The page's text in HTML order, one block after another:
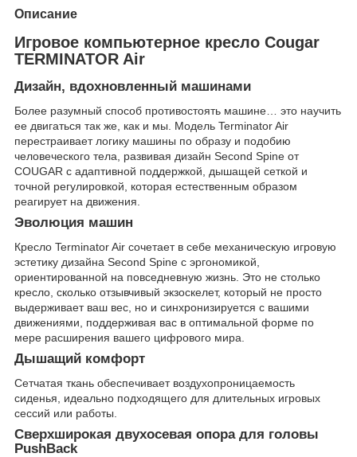
Описание
Игровое компьютерное кресло Cougar
TERMINATOR Air
Дизайн, вдохновленный машинами
Более разумный способ противостоять машине… это научить
ее двигаться так же, как и мы. Модель Terminator Air
перестраивает логику машины по образу и подобию
человеческого тела, развивая дизайн Second Spine от
COUGAR с адаптивной поддержкой, дышащей сеткой и
точной регулировкой, которая естественным образом
реагирует на движения.
Эволюция машин
Кресло Terminator Air сочетает в себе механическую игровую
эстетику дизайна Second Spine с эргономикой,
ориентированной на повседневную жизнь. Это не столько
кресло, сколько отзывчивый экзоскелет, который не просто
выдерживает ваш вес, но и синхронизируется с вашими
движениями, поддерживая вас в оптимальной форме по
мере расширения вашего цифрового мира.
Дышащий комфорт
Сетчатая ткань обеспечивает воздухопроницаемость
сиденья, идеально подходящего для длительных игровых
сессий или работы.
Сверхширокая двухосевая опора для головы
PushBack